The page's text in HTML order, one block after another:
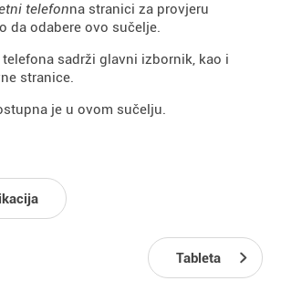
telefonna stranici za provjeru
da odabere ovo sučelje.
sadrži glavni izbornik, kao i
stranice.
je u ovom sučelju.
Tableta